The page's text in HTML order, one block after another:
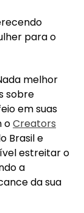
para o
melhor
sobre
em suas
oCreators
Brasil e
estreitar o
a
da sua